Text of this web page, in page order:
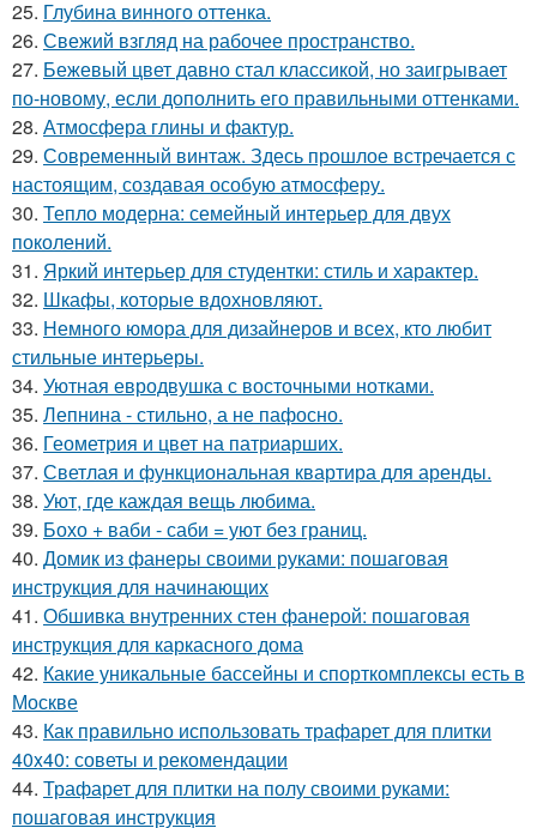
25. Глубина винного оттенка.
26. Свежий взгляд на рабочее пространство.
27. Бежевый цвет давно стал классикой, но заигрывает
по-новому, если дополнить его правильными оттенками.
28. Атмосфера глины и фактур.
29. Современный винтаж. Здесь прошлое встречается с
настоящим, создавая особую атмосферу.
30. Тепло модерна: семейный интерьер для двух
поколений.
31. Яркий интерьер для студентки: стиль и характер.
32. Шкафы, которые вдохновляют.
33. Немного юмора для дизайнеров и всех, кто любит
стильные интерьеры.
34. Уютная евродвушка с восточными нотками.
35. Лепнина - стильно, а не пафосно.
36. Геометрия и цвет на патриарших.
37. Светлая и функциональная квартира для аренды.
38. Уют, где каждая вещь любима.
39. Бохо + ваби - саби = уют без границ.
40. Домик из фанеры своими руками: пошаговая
инструкция для начинающих
41. Обшивка внутренних стен фанерой: пошаговая
инструкция для каркасного дома
42. Какие уникальные бассейны и спорткомплексы есть в
Москве
43. Как правильно использовать трафарет для плитки
40x40: советы и рекомендации
44. Трафарет для плитки на полу своими руками:
пошаговая инструкция